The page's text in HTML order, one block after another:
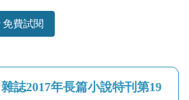
免費試閱
誌2017年長篇小說特刊第19